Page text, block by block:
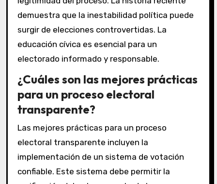
demuestra que la inestabilidad política puede
surgir de elecciones controvertidas. La
educación cívica es esencial para un
electorado informado y responsable.
¿Cuáles son las mejores prácticas
para un proceso electoral
transparente?
Las mejores prácticas para un proceso
electoral transparente incluyen la
implementación de un sistema de votación
confiable. Este sistema debe permitir la